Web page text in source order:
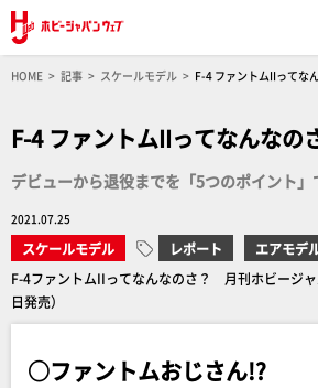
HOME 記事 スケールモデル
F-4 ファントムIIってな
F-4 ファントムIIってなんなの
デビューから退役までを「5つのポイント
2021.07.25
スケールモデル レポート
エアモデ
F-4ファントムIIってなんなのさ？ 月刊ホビージ
日発売）
○ファントムおじさん!?